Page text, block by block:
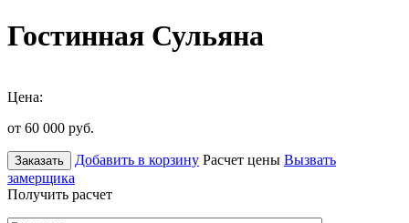
Гостинная Сульяна
Цена:
от 60 000 руб.
Заказать Добавить в корзину Расчет цены Вызвать
замерщика
Получить расчет